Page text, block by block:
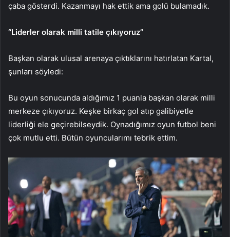
çaba gösterdi. Kazanmayı hak ettik ama golü bulamadık.
“Liderler olarak milli tatile çıkıyoruz”
Başkan olarak ulusal arenaya çıktıklarını hatırlatan Kartal,
şunları söyledi:
Bu oyun sonucunda aldığımız 1 puanla başkan olarak milli
merkeze çıkıyoruz. Keşke birkaç gol atıp galibiyetle
liderliği ele geçirebilseydik. Oynadığımız oyun futbol beni
çok mutlu etti. Bütün oyuncularımı tebrik ettim.